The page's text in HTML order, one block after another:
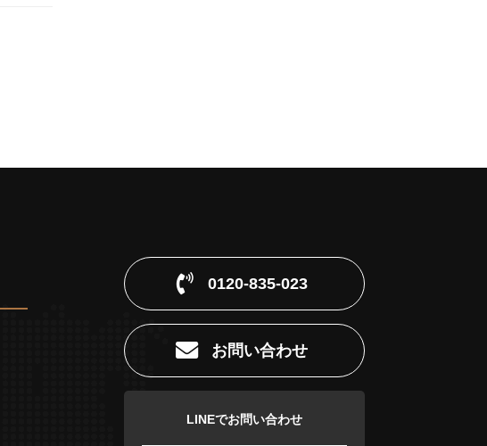
0120-835-023
お問い合わせ
LINEでお問い合わせ